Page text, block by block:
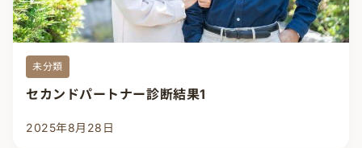
未分類
セカンドパートナー診断結果1
2025年8月28日